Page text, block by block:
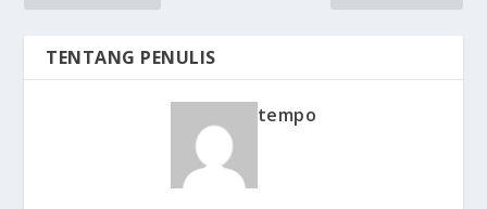
TENTANG PENULIS
tempo